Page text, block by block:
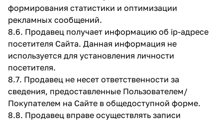
формирования статистики и оптимизации
рекламных сообщений.
8.6. Продавец получает информацию об ip-адресе
посетителя Сайта. Данная информация не
используется для установления личности
посетителя.
8.7. Продавец не несет ответственности за
сведения, предоставленные Пользователем/
Покупателем на Сайте в общедоступной форме.
8.8. Продавец вправе осуществлять записи